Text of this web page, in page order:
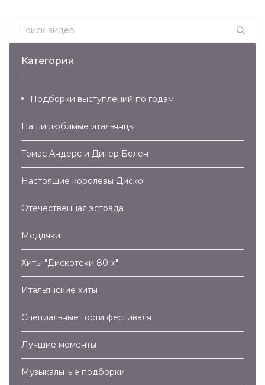
Search for:
Категории
Подборки выступлений по годам
Наши любимые итальянцы
Томас Андерс и Дитер Болен
Настоящие королевы Диско!
Отечественная эстрада
Медляки
Хиты "Дискотеки 80-х"
Итальянские хиты
Специальные гости фестиваля
Лучшие моменты
Музыкальные подборки